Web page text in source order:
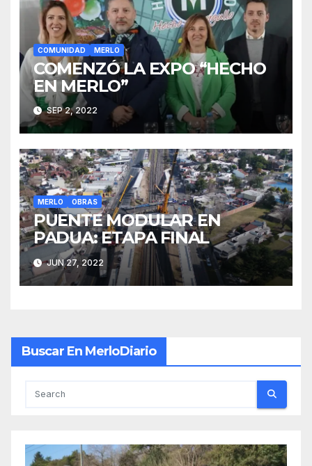
COMUNIDAD MERLO
COMENZÓ LA EXPO “HECHO
EN MERLO”
SEP 2, 2022
MERLO OBRAS
PUENTE MODULAR EN
PADUA: ETAPA FINAL
JUN 27, 2022
Buscar En MerloDiario